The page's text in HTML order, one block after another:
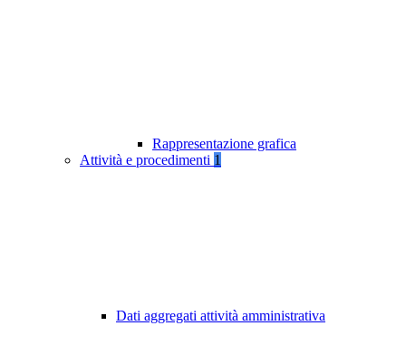
Rappresentazione grafica
Attività e procedimenti 1
Dati aggregati attività amministrativa